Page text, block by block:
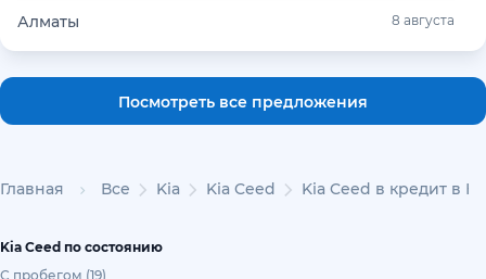
Алматы 8 августа
Посмотреть все предложения
Главная Все Kia Kia Ceed Kia Ceed в кредит в
Kia Ceed по состоянию
С пробегом (19)